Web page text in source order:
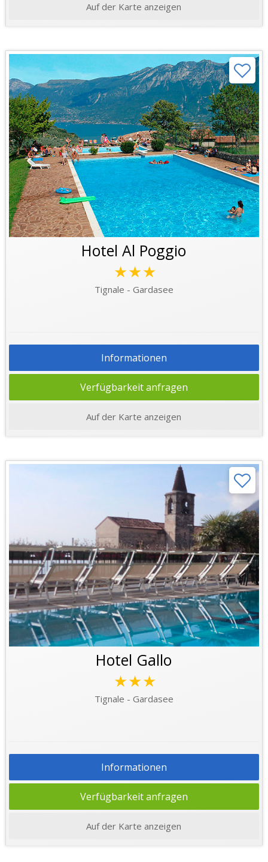
Auf der Karte anzeigen
Hotel Al Poggio
★★★
Tignale - Gardasee
Informationen
Verfügbarkeit anfragen
Auf der Karte anzeigen
Hotel Gallo
★★★
Tignale - Gardasee
Informationen
Verfügbarkeit anfragen
Auf der Karte anzeigen